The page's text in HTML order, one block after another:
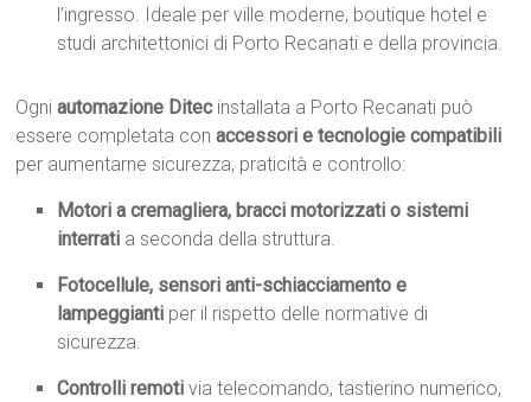
l’ingresso. Ideale per ville moderne, boutique hotel e
studi architettonici di Porto Recanati e della provincia.
Ogniautomazione Ditecinstallata a Porto Recanati può
essere completata conaccessori e tecnologie compatibili
per aumentarne sicurezza, praticità e controllo:
Motori a cremagliera, bracci motorizzati o sistemi
interrati a seconda della struttura.
Fotocellule, sensori anti-schiacciamento e
lampeggianti per il rispetto delle normative di
sicurezza.
Controlli remoti via telecomando, tastierino numerico,